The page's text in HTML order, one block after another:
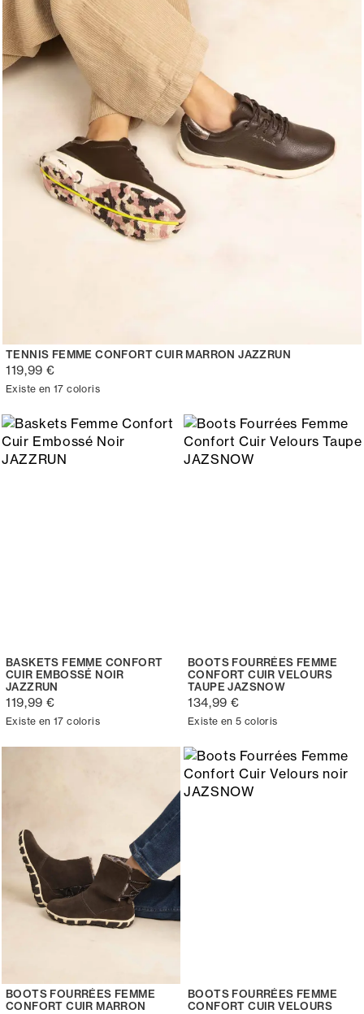
TENNIS FEMME CONFORT CUIR MARRON JAZZRUN
119,99 €
Existe en 17 coloris
BASKETS FEMME CONFORT
CUIR EMBOSSÉ NOIR
JAZZRUN
119,99 €
Existe en 17 coloris
BOOTS FOURRÉES FEMME
CONFORT CUIR VELOURS
TAUPE JAZSNOW
134,99 €
Existe en 5 coloris
BOOTS FOURRÉES FEMME
CONFORT CUIR MARRON
BOOTS FOURRÉES FEMME
CONFORT CUIR VELOURS